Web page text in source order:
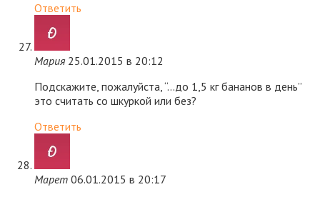
Ответить
Мария 25.01.2015 в 20:12
Подскажите, пожалуйста, “…до 1,5 кг бананов в день”
это считать со шкуркой или без?
Ответить
Марет 06.01.2015 в 20:17